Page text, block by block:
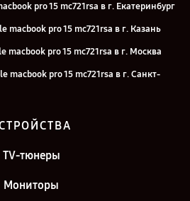
pro 15 mc721rsa в г. Екатеринбург
macbook pro 15 mc721rsa в г. Казань
macbook pro 15 mc721rsa в г. Москва
macbook pro 15 mc721rsa в г. Санкт-
TV-тюнеры
Мониторы